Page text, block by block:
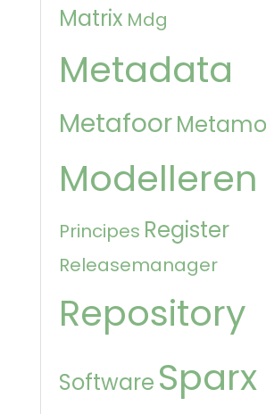
Matrix Mdg
Metadata
Metafoor
Modelleren
Principes Register
Releasemanager
Repository
Software Sparx